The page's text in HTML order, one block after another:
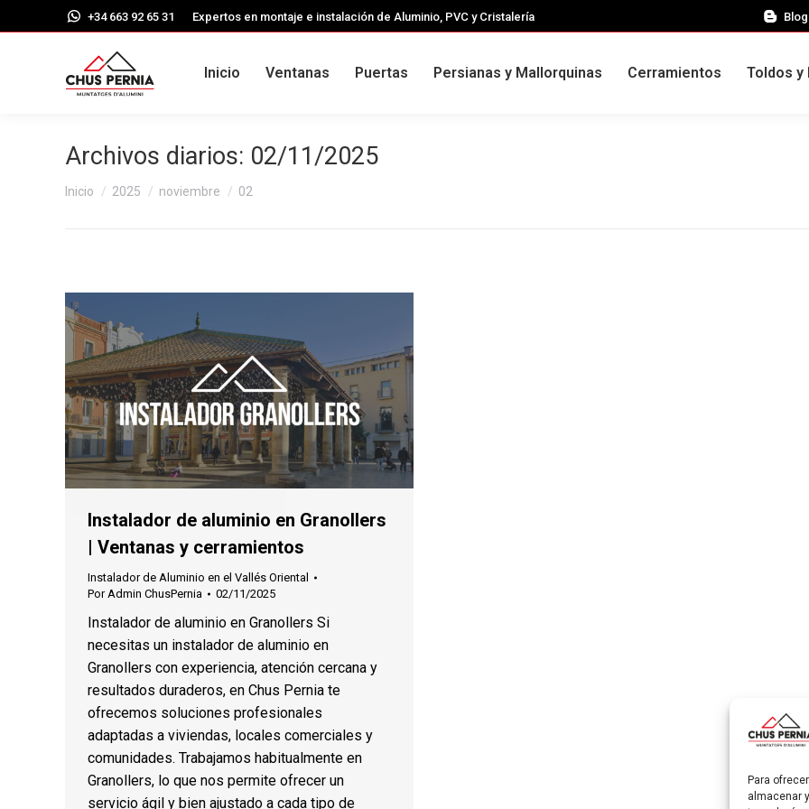
Para
almacenar
+34 663 92 65 31 Expertos en montaje e instalación de Aluminio, PVC y Cristalería Blog
Inicio Ventanas Puertas Persianas y Mallorquinas Cerramientos Toldos y
Archivos diarios: 02/11/2025
Estás aquí:
Inicio 2025 noviembre 02
Instalador de aluminio en Granollers
| Ventanas y cerramientos
Instalador de Aluminio en el Vallés Oriental
PorAdmin ChusPernia 02/11/2025
Instalador de aluminio en Granollers Si
necesitas un instalador de aluminio en
Granollers con experiencia, atención cercana y
resultados duraderos, en Chus Pernia te
ofrecemos soluciones profesionales
adaptadas a viviendas, locales comerciales y
comunidades. Trabajamos habitualmente en
Granollers, lo que nos permite ofrecer un
servicio ágil y bien ajustado a cada tipo de